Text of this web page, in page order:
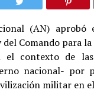
(AN) aprobó
del Comando para
contexto de las
nacional- por
militar en